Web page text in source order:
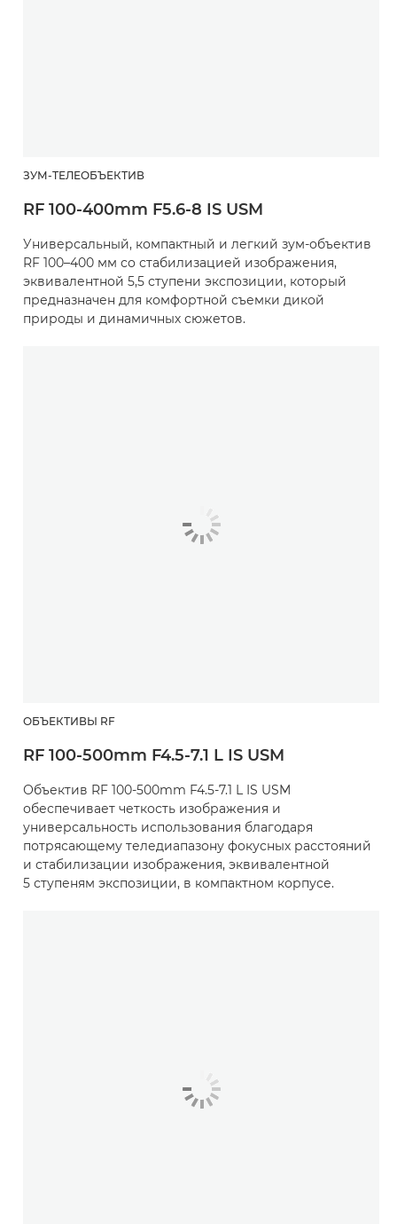
ЗУМ-ТЕЛЕОБЪЕКТИВ
RF 100-400mm F5.6-8 IS USM
Универсальный, компактный и легкий зум-объектив
RF 100–400 мм со стабилизацией изображения,
эквивалентной 5,5 ступени экспозиции, который
предназначен для комфортной съемки дикой
природы и динамичных сюжетов.
ОБЪЕКТИВЫ RF
RF 100-500mm F4.5-7.1 L IS USM
Объектив RF 100-500mm F4.5-7.1 L IS USM
обеспечивает четкость изображения и
универсальность использования благодаря
потрясающему теледиапазону фокусных расстояний
и стабилизации изображения, эквивалентной
5 ступеням экспозиции, в компактном корпусе.